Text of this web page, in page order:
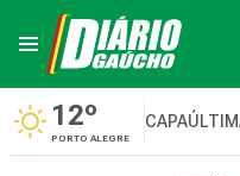
12º
PORTO ALEGRE
CAPA